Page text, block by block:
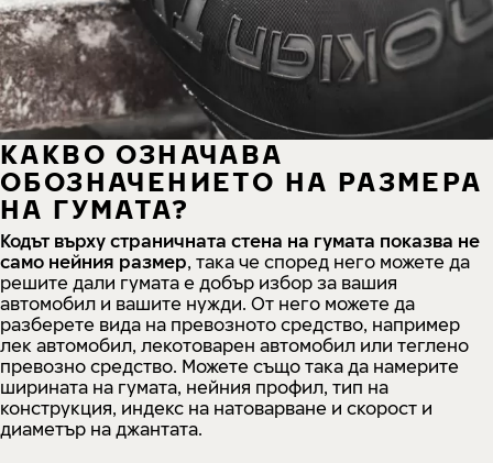
КАКВО ОЗНАЧАВА
ОБОЗНАЧЕНИЕТО НА РАЗМЕРА
НА ГУМАТА?
Кодът върху страничната стена на гумата показва не
само нейния размер, така че според него можете да
решите дали гумата е добър избор за вашия
автомобил и вашите нужди. От него можете да
разберете вида на превозното средство, например
лек автомобил, лекотоварен автомобил или теглено
превозно средство. Можете също така да намерите
ширината на гумата, нейния профил, тип на
конструкция, индекс на натоварване и скорост и
диаметър на джантата.